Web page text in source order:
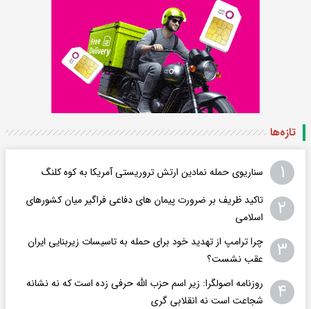
تازه‌ها
۱ سناریوی حمله نمادین ارتش تروریستی آمریکا به کوه کلنگ
۲
تاکید ظریف بر ضرورت پیمان های دفاعی فراگیر میان کشورهای
اسلامی
۳
چرا ترامپ از تهدید خود برای حمله به تاسیسات زیربنایی ایران
عقب نشست؟
۴
روزنامه اصولگرا: زیر اسم حزب الله حرفی زده است که نه نشانه
شجاعت است نه انقلابی گری